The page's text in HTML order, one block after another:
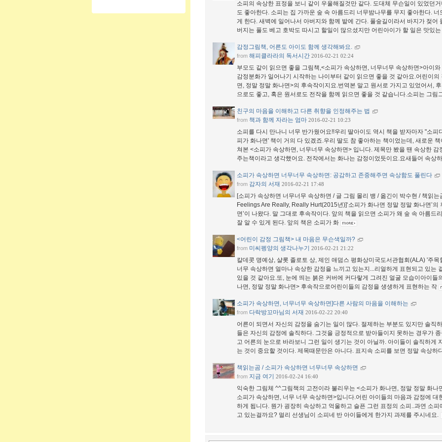
소피의 속상한 표정을 보니 같이 우울해질것만 같다. 도대체 무슨일이 있었던
도 좋아한다. 소피는 집 가까운 숲 속 아름드리 너무밤나무를 무지 좋아한다.
게 한다. 새벽에 일어나서 아버지와 함께 밭에 간다. 풀숲길이라서 바지가 젖어
버지는 풀도 베고 호박도 따시고 할일이 많으셨지만 어린아이가 할 일은 맛있
감정그림책, 어른도 아이도 함께 생각해봐요.
from 해피클라라의 독서시간 2016-02-21 02:24
부모도 같이 읽으면 좋을 그림책,<소피가 속상하면, 너무너무 속상하면>아이
감정분화가 일어나기 시작하는 나이부터 같이 읽으면 좋을 것 같아요.어린이
면, 정말 정말 화나면>의 후속작이지요.번역본 말고 원서로 가지고 있었어서,
으로도 좋고, 혹은 원서로도 전작을 함께 읽으면 좋을 것 같습니다.소피는 그림
친구의 마음을 이해하고 다른 취향을 인정해주는 법
from 책과 함께 자라는 엄마 2016-02-21 10:23
소피를 다시 만나니 너무 반가웠어요!!우리 딸아이도 역시 책을 받자마자 "소
피가 화나면' 책이 거의 다 있겠죠.우리 딸도 참 좋아하는 책이었는데, 새로운
쳐본 <소피가 속상하면, 너무너무 속상하면> 입니다. 제목만 봤을 땐 속상한
주는책이라고 생각했어요. 전작에서는 화나는 감정이었듯이요.요새들어 속상
소피가 속상하면 너무너무 속상하면: 공감하고 존중해주면 속상함도 풀린다
from 감자의 서재 2016-02-21 17:48
[소피가 속상하면 너무너무 속상하면 / 글 그림 몰리 뱅 / 옮긴이 박수현 / 책읽
Feelings Are Really, Really Hurt(2015년)]‘소피가 화나면 정말 정말 화나면’의
면’이 나왔다. 말 그대로 후속작이다. 앞의 책을 읽으면 소피가 왜 숲 속 아름드
잘 알 수 있게 된다. 앞의 책은 소피가 화
<어린이 감정 그림책> 내 마음은 무슨색일까?
from 미씨펭양의 생각나누기 2016-02-21 21:22
칼데콧 명예상, 샬롯 졸로토 상, 제인 애덤스 평화상미국도서관협회(ALA) '주
너무 속상하면 얼마나 속상한 감정을 느끼고 있는지...리얼하게 표현되고 있는
있을 것 같아요.또, 눈에 띄는 붉은 커버에 커다랗게 그려진 얼굴 모습이아이들
나면, 정말 정말 화나면> 후속작으로어린이들의 감정을 생생하게 표현하는 작
소피가 속상하면, 너무너무 속상하면]다른 사람의 마음을 이해하는
from 다락방꼬마님의 서재 2016-02-22 20:40
어른이 되면서 자신의 감정을 숨기는 일이 많다. 절제하는 부분도 있지만 솔직
들은 자신의 감정에 솔직하다. 그것을 긍정적으로 받아들이지 못하는 경우가
고 어른의 눈으로 바라보니 그런 일이 생기는 것이 아닐까. 아이들이 솔직하게
는 것이 중요할 것이다. 제목때문만은 아니다. 표지속 소피를 보면 정말 속상하
책읽는곰 / 소피가 속상하면 너무너무 속상하면
from 지금 여기 2016-02-24 16:40
익숙한 그림체 ^^그림책의 고전이라 불리우는 <소피가 화나면, 정말 정말 화
소피가 속상하면, 너무 너무 속상하면>입니다.어린 아이들의 마음과 감정에
하게 됩니다. 뭔가 굉장히 속상하고 억울하고 슬픈 그런 표정의 소피..과연 소
고 있는걸까요? 멀리 선생님이 소피네 반 아이들에게 한가지 과제를 주시네요.